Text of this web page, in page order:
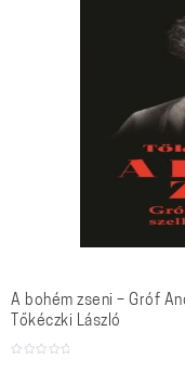
A bohém zseni – Gróf
Tőkéczki László